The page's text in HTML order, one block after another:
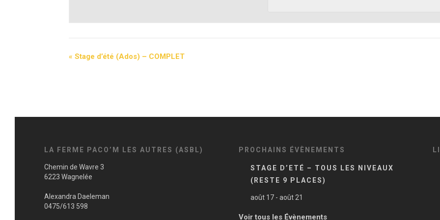
« Stage d’été (Ados) – COMPLET
LA FERME PACO’M LES AUTRES (ASBL)
Chemin de Wavre 3
6223 Wagnelée
Alexandra Daeleman
0475/613 598
PROCHAINS ÉVÈNEMENTS
STAGE D’ETÉ – TOUS LES NIVEAUX
(RESTE 9 PLACES)
août 17- août 21
Voir tous les Évènements